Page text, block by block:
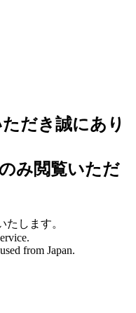
だき誠にあり
み閲覧いただ
たします。
from Japan.